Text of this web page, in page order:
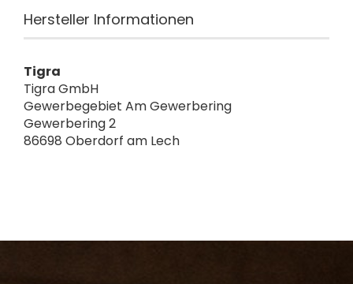
Hersteller Informationen
Tigra
Tigra GmbH
Gewerbegebiet Am Gewerbering
Gewerbering 2
86698 Oberdorf am Lech